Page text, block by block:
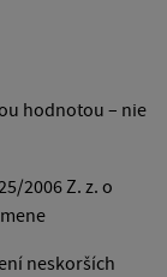
hodnotou – nie
2006 Z. z. o
neskorších